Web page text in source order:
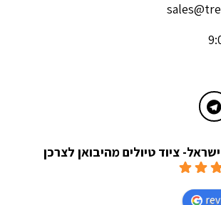
ציוד טיולים מהיבואן לצרכן